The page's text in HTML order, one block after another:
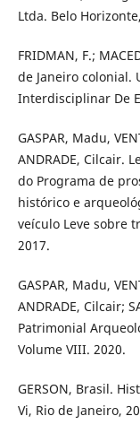
Ltda. Belo
FRIDMAN, F.;
de Janeiro colonial.
Interdisciplinar De
GASPAR, Madu,
ANDRADE, Cilcair.
do Programa de
histórico e
veículo Leve sobre
2017.
GASPAR, Madu,
ANDRADE, Cilcair;
Patrimonial
Volume VIII. 2020.
GERSON, Brasil.
Vi, Rio de Janeiro,